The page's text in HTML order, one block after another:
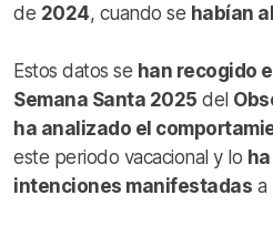
de 2024, cuando se habían
Estos datos se han recogido
Semana Santa 2025 del
ha analizado el
este periodo vacacional y lo
intenciones manifestadas a